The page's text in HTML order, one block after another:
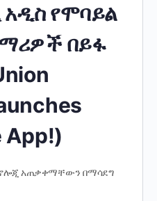
አዲስ የሞባይል
በይፋ
App!)
አጠቃቀማቸውን በማሳደግ